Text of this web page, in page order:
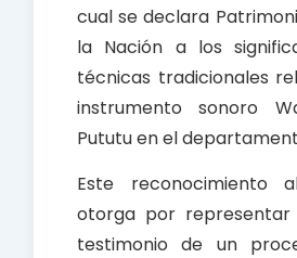
cual se declara
la Nación a los
técnicas tradicionales
instrumento sonoro
Pututu en el
Este reconocimiento
otorga por
testimonio de un